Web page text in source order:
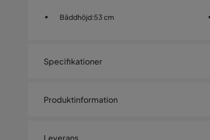
Bäddhöjd:53 cm
Specifikationer
Storlek
Produktinformation
Leverans